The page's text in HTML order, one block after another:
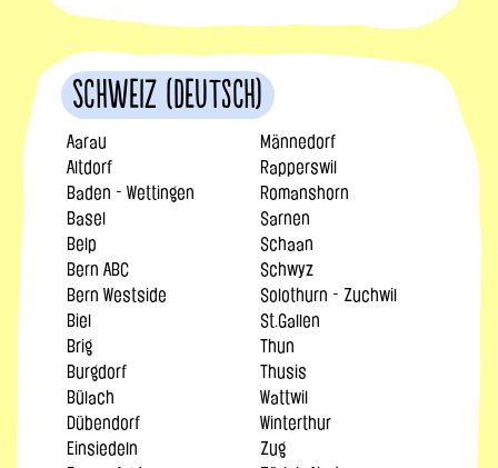
Schweiz (Deutsch)
Aarau
Altdorf
Baden - Wettingen
Basel
Belp
Bern ABC
Bern Westside
Biel
Brig
Burgdorf
Bülach
Dübendorf
Einsiedeln
Männedorf
Rapperswil
Romanshorn
Sarnen
Schaan
Schwyz
Solothurn - Zuchwil
St.Gallen
Thun
Thusis
Wattwil
Winterthur
Zug